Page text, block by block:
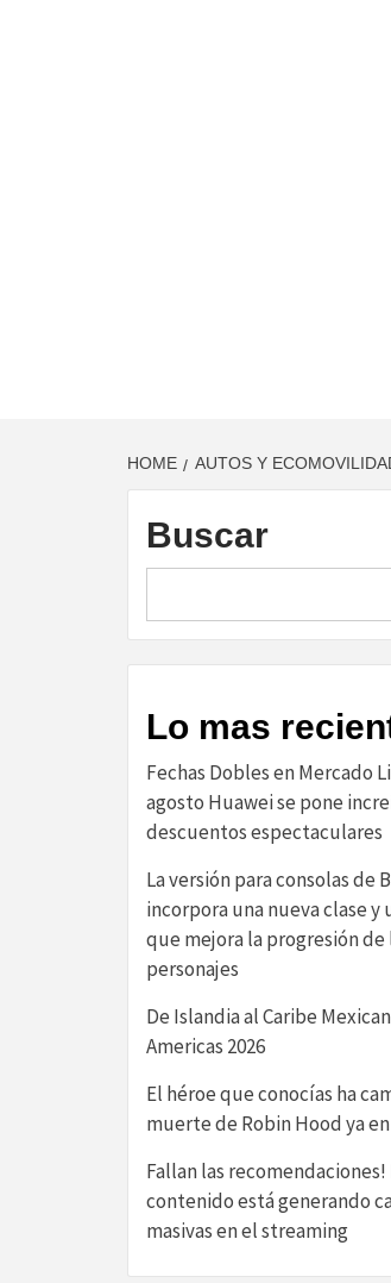
HOME AUTOS Y
Buscar
Lo mas
Fechas Dobles en Mercado
agosto Huawei se pone
descuentos espectaculares
La versión para consolas de
incorpora una nueva clase y
que mejora la progresión de
personajes
De Islandia al Caribe
Americas 2026
El héroe que conocías ha
muerte de Robin Hood ya
Fallan las recomendaciones!
contenido está generando
masivas en el streaming